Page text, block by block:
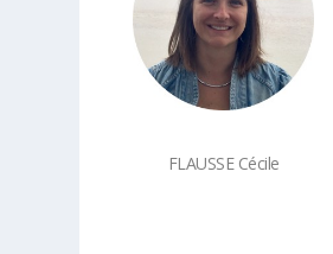
FLAUSSE Cécile